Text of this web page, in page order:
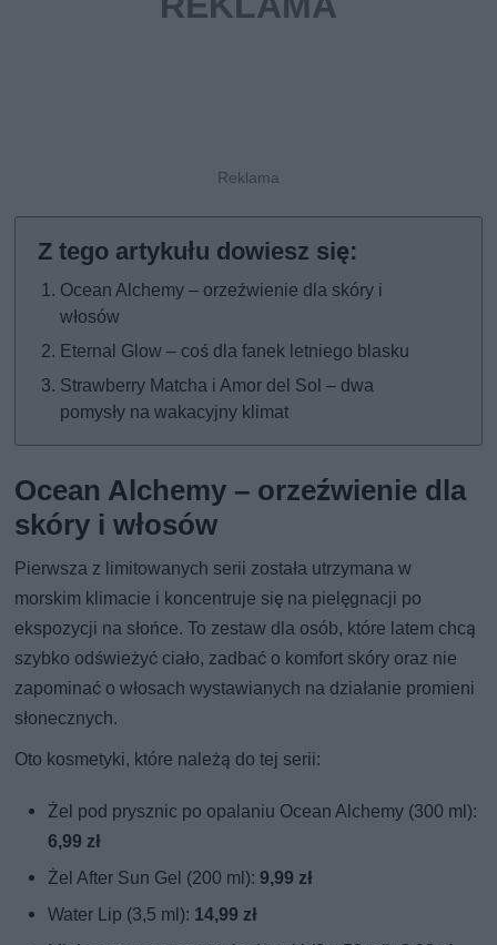
Ocean Alchemy – orzeźwienie dla skóry i
włosów
Eternal Glow – coś dla fanek letniego blasku
Strawberry Matcha i Amor del Sol – dwa
pomysły na wakacyjny klimat
Ocean Alchemy – orzeźwienie dla
skóry i włosów
Pierwsza z limitowanych serii została utrzymana w
morskim klimacie i koncentruje się na pielęgnacji po
ekspozycji na słońce. To zestaw dla osób, które latem chcą
szybko odświeżyć ciało, zadbać o komfort skóry oraz nie
zapominać o włosach wystawianych na działanie promieni
słonecznych.
Oto kosmetyki, które należą do tej serii:
Żel pod prysznic po opalaniu Ocean Alchemy (300 ml):
6,99 zł
Żel After Sun Gel (200 ml):9,99 zł
Water Lip (3,5 ml): 14,99 zł